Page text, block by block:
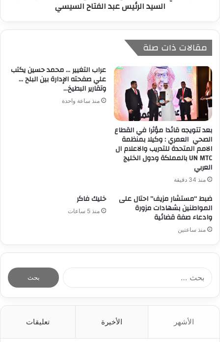
السيد الرئيس عبد الفتاح السيسي
مقالات ذات صلة
بعد تتويجه قائدا مؤثرا في القطاع
الصحي العمري : وكيلا بمنظمة
الامم المتحدة للتدريب والاعلام ال
UN MTC بالمملكة ودول الخليج
العربي
منذ 34 دقيقة
عراب التغيير … محمد حسين يكتب
علي صفحته الإدارة بين البلح …
وتقارير البطيخ…
منذ ساعة واحدة
ضبط “مستشار مزيف” احتال على
المواطنين بشهادات مزورة
وادعاء صفة قضائية
منذ ساعتين
خليك فاكر
منذ 5 ساعات
الأشهر الأخيرة تعليقات